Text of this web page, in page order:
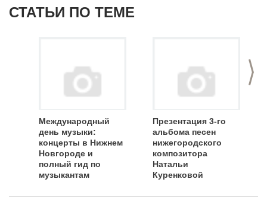
СТАТЬИ ПО ТЕМЕ
>
Международный
день музыки:
концерты в Нижнем
Новгороде и
полный гид по
музыкантам
Презентация 3-го
альбома песен
нижегородского
композитора
Натальи
Куренковой